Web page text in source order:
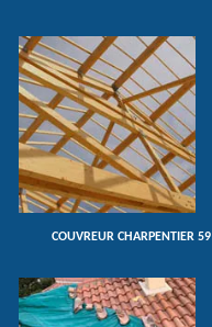
COUVREUR CHARPENTIER 59